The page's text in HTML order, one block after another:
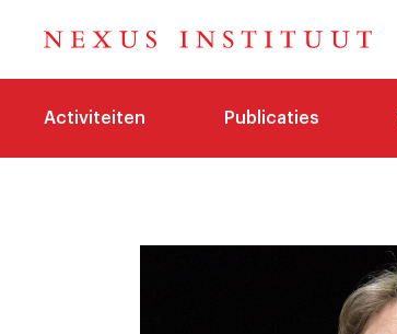
Activiteiten Publicaties